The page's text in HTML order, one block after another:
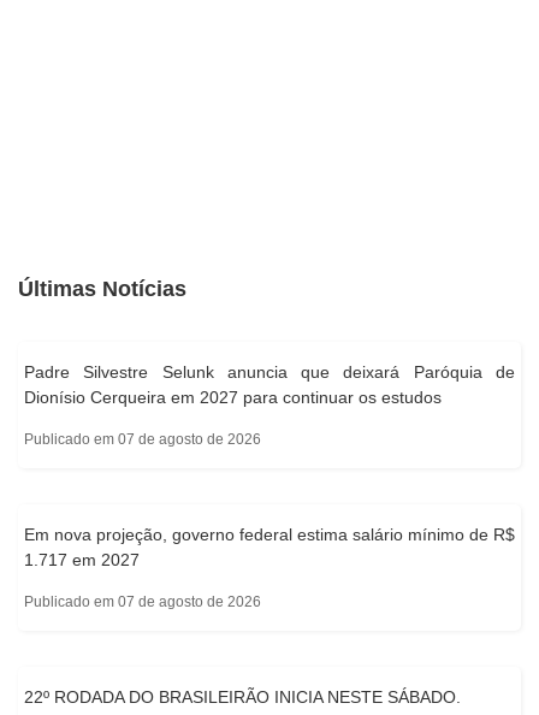
Últimas Notícias
Padre Silvestre Selunk anuncia que deixará Paróquia de
Dionísio Cerqueira em 2027 para continuar os estudos
Publicado em 07 de agosto de 2026
Em nova projeção, governo federal estima salário mínimo de R$
1.717 em 2027
Publicado em 07 de agosto de 2026
22º RODADA DO BRASILEIRÃO INICIA NESTE SÁBADO.